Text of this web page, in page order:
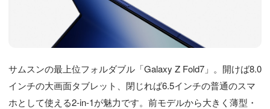
サムスンの最上位フォルダブル「Galaxy Z Fold7」。開けば8.0
インチの大画面タブレット、閉じれば6.5インチの普通のスマ
ホとして使える2-in-1が魅力です。前モデルから大きく薄型・